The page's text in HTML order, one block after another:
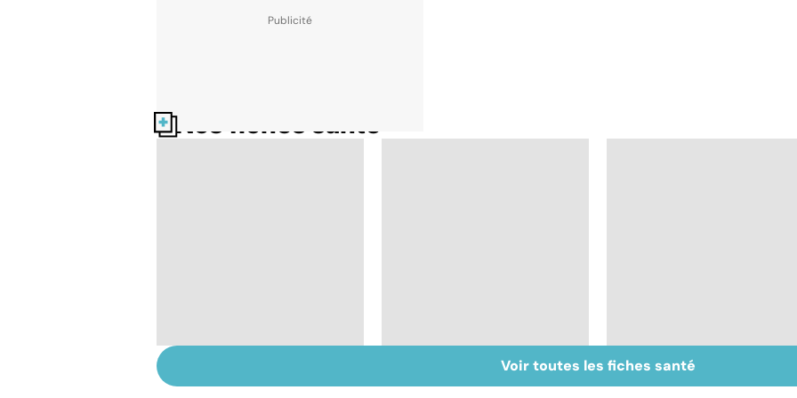
Nos fiches santé
conseils
Perturbateurs
endocriniens : une
Faire du sport à
domicile, c'est facile
Voir toutes les fiches santé